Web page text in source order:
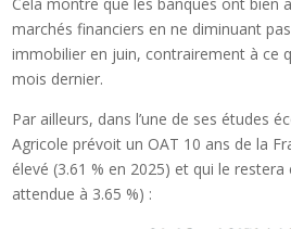
marchés financiers en ne diminuant
immobilier en juin, contrairement à ce
mois dernier.
Par ailleurs, dans l’une de ses études
Agricole prévoit un OAT 10 ans de la
élevé (3.61 % en 2025) et qui le
attendue à 3.65 %) :